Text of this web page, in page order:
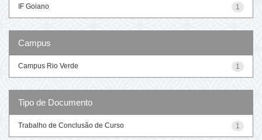
1
IF Goiano
Campus
1
Campus Rio Verde
Tipo de Documento
1
Trabalho de Conclusão de Curso